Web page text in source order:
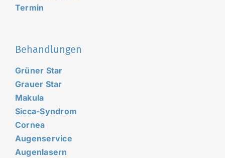
Termin
Behandlungen
Grüner Star
Grauer Star
Makula
Sicca-Syndrom
Cornea
Augenservice
Augenlasern